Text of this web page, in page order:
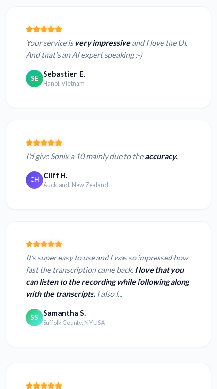
Your service is very impressiveand I love the UI.
And that's an AI expert speaking ;-)
SE Sebastien E.
Hanoi, Vietnam
I'd give Sonix a 10 mainly due to theaccuracy.
CH Cliff H.
Auckland, New Zealand
It’s super easy to use and I was so impressed how
fast the transcription came back. I love that you
can listen to the recording while following along
with the transcripts. I also l...
SS Samantha S.
Suffolk County, NY USA